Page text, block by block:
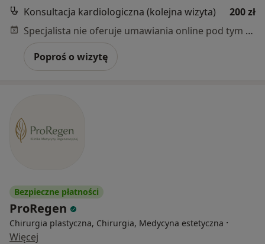
Konsultacja kardiologiczna (kolejna wizyta)
200 zł
Specjalista nie oferuje umawiania online pod tym adresem.
Poproś o wizytę
Bezpieczne płatności
ProRegen
Chirurgia plastyczna, Chirurgia, Medycyna estetyczna ·
Więcej